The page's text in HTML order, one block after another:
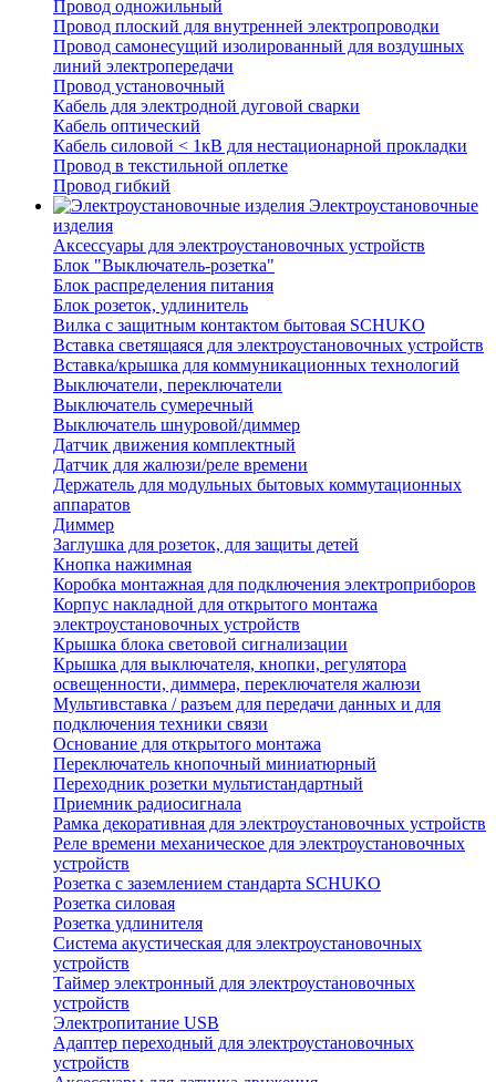
Провод одножильный
Провод плоский для внутренней электропроводки
Провод самонесущий изолированный для воздушных
линий электропередачи
Провод установочный
Кабель для электродной дуговой сварки
Кабель оптический
Кабель силовой < 1кВ для нестационарной прокладки
Провод в текстильной оплетке
Провод гибкий
Электроустановочные
изделия
Аксессуары для электроустановочных устройств
Блок "Выключатель-розетка"
Блок распределения питания
Блок розеток, удлинитель
Вилка с защитным контактом бытовая SCHUKO
Вставка светящаяся для электроустановочных устройств
Вставка/крышка для коммуникационных технологий
Выключатели, переключатели
Выключатель сумеречный
Выключатель шнуровой/диммер
Датчик движения комплектный
Датчик для жалюзи/реле времени
Держатель для модульных бытовых коммутационных
аппаратов
Диммер
Заглушка для розеток, для защиты детей
Кнопка нажимная
Коробка монтажная для подключения электроприборов
Корпус накладной для открытого монтажа
электроустановочных устройств
Крышка блока световой сигнализации
Крышка для выключателя, кнопки, регулятора
освещенности, диммера, переключателя жалюзи
Мультивставка / разъем для передачи данных и для
подключения техники связи
Основание для открытого монтажа
Переключатель кнопочный миниатюрный
Переходник розетки мультистандартный
Приемник радиосигнала
Рамка декоративная для электроустановочных устройств
Реле времени механическое для электроустановочных
устройств
Розетка с заземлением стандарта SCHUKO
Розетка силовая
Розетка удлинителя
Система акустическая для электроустановочных
устройств
Таймер электронный для электроустановочных
устройств
Электропитание USB
Адаптер переходный для электроустановочных
устройств